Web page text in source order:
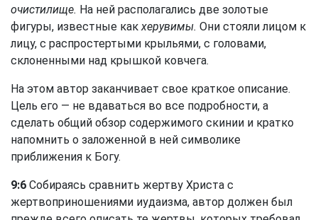
очистилище. На ней располагались две золотые
фигуры, известные какхерувимы. Они стояли лицом к
лицу, с распростертыми крыльями, с головами,
склоненными над крышкой ковчега.
На этом автор заканчивает свое краткое описание.
Цель его — не вдаваться во все подробности, а
сделать общий обзор содержимого скинии и кратко
напомнить о заложенной в ней символике
приближения к Богу.
9:6 Собираясь сравнить жертву Христа с
жертвоприношениями иудаизма, автор должен был